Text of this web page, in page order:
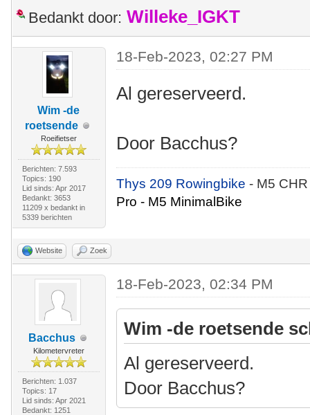
Bedankt door: Willeke_IGKT
Wim -de
roetsende
Roeifietser
Berichten: 7.593
Topics: 190
Lid sinds: Apr 2017
Bedankt: 3653
11209 x bedankt in
5339 berichten
18-Feb-2023, 02:27 PM
Al gereserveerd.
Door Bacchus?
Thys 209 Rowingbike- M5
Pro - M5 MinimalBike
Website Zoek
Bacchus
Kilometervreter
Berichten: 1.037
Topics: 17
Lid sinds: Apr 2021
Bedankt: 1251
18-Feb-2023, 02:34 PM
Wim -de roetsende
Al gereserveerd.
Door Bacchus?